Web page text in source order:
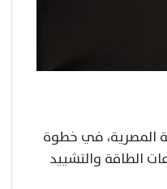
أسهمها في البورصة المصرية، في خطوة
الطاقة والتشييد